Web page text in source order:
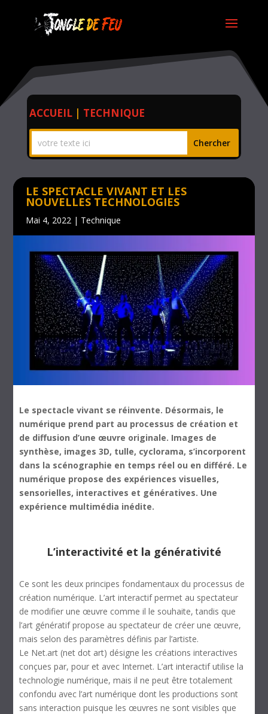
ACCUEIL| TECHNIQUE
LE SPECTACLE VIVANT ET LES
NOUVELLES TECHNOLOGIES
Mai 4, 2022 | Technique
Le spectacle vivant se réinvente. Désormais, le
numérique prend part au processus de création et
de diffusion d’une œuvre originale. Images de
synthèse, images 3D, tulle, cyclorama, s’incorporent
dans la scénographie en temps réel ou en différé. Le
numérique propose des expériences visuelles,
sensorielles, interactives et génératives. Une
expérience multimédia inédite.
L’interactivité et la générativité
Ce sont les deux principes fondamentaux du processus de
création numérique. L’art interactif permet au spectateur
de modifier une œuvre comme il le souhaite, tandis que
l’art génératif propose au spectateur de créer une œuvre,
mais selon des paramètres définis par l’artiste.
Le Net.art (net dot art) désigne les créations interactives
conçues par, pour et avec Internet. L’art interactif utilise la
technologie numérique, mais il ne peut être totalement
confondu avec l’art numérique dont les productions sont
sans interaction puisque les œuvres ne sont visibles que